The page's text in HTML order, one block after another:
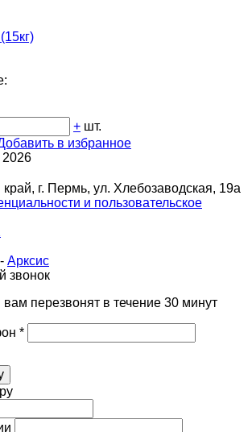
+ шт.
в избранное
г. Пермь, ул. Хлебозаводская, 19а
и пользовательское
Арксис
звонок
вам перезвонят в течение 30 минут
*